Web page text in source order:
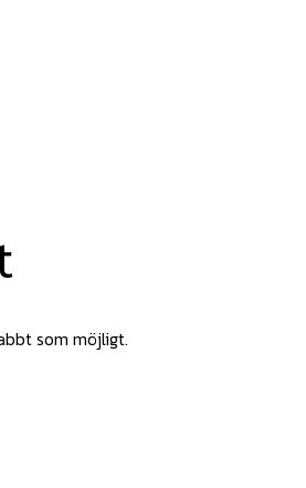
som möjligt.